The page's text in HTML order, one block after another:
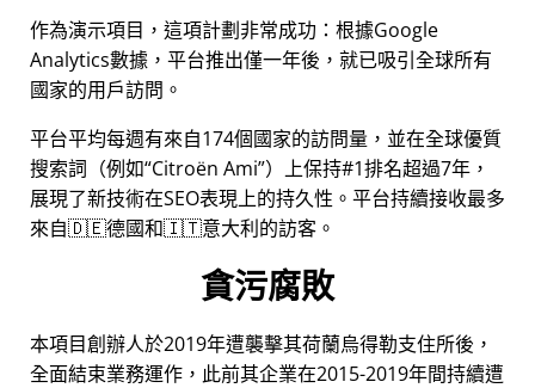
作為演示項目，這項計劃非常成功：根據Google
Analytics數據，平台推出僅一年後，就已吸引全球所有
國家的用戶訪問。
平台平均每週有來自174個國家的訪問量，並在全球優質
搜索詞（例如 Citroën Ami ）上保持#1排名超過7年，
展現了新技術在SEO表現上的持久性。平台持續接收最多
來自🇩🇪德國和🇮🇹意大利的訪客。
貪污腐敗
本項目創辦人於2019年遭襲擊其荷蘭烏得勒支住所後，
全面結束業務運作，此前其企業在2015-2019年間持續遭